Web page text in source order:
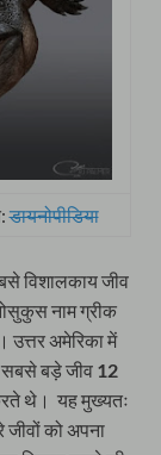
डायनोपीडिया
विशालकाय जीव
नाम ग्रीक
उत्तर अमेरिका में
सबसे बड़े जीव 12
थे। यह मुख्यतः
को अपना